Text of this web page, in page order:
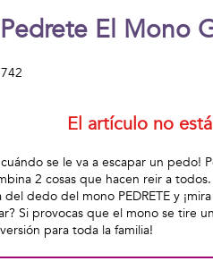
El Mono
El artículo no
cuándo se le va a escapar un
2 cosas que hacen reir a
dedo del mono PEDRETE y
Si provocas que el mono se tire
para toda la familia!